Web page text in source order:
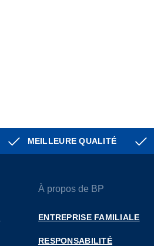
MEILLEURE QUALITÉ
À propos de BP
ENTREPRISE FAMILIALE
RESPONSABILITÉ